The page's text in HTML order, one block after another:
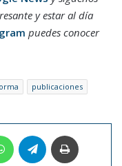
y estar al día
puedes conocer
publicaciones
WhatsAppTelegram